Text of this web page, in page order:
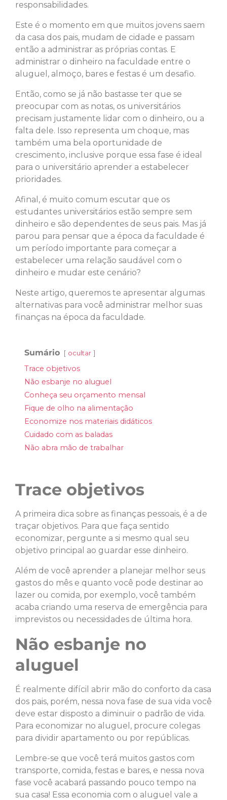
responsabilidades.
Este é o momento em que muitos jovens saem
da casa dos pais, mudam de cidade e passam
então a administrar as próprias contas. E
administrar o dinheiro na faculdade entre o
aluguel, almoço, bares e festas é um desafio.
Então, como se já não bastasse ter que se
preocupar com as notas, os universitários
precisam justamente lidar com o dinheiro, ou a
falta dele. Isso representa um choque, mas
também uma bela oportunidade de
crescimento, inclusive porque essa fase é ideal
para o universitário aprender a estabelecer
prioridades.
Afinal, é muito comum escutar que os
estudantes universitários estão sempre sem
dinheiro e são dependentes de seus pais. Mas já
parou para pensar que a época da faculdade é
um período importante para começar a
estabelecer uma relação saudável com o
dinheiro e mudar este cenário?
Neste artigo, queremos te apresentar algumas
alternativas para você administrar melhor suas
finanças na época da faculdade.
Sumário ocultar
Trace objetivos
Não esbanje no aluguel
Conheça seu orçamento mensal
Fique de olho na alimentação
Economize nos materiais didáticos
Cuidado com as baladas
Não abra mão de trabalhar
Trace objetivos
A primeira dica sobre as finanças pessoais, é a de
traçar objetivos. Para que faça sentido
economizar, pergunte a si mesmo qual seu
objetivo principal ao guardar esse dinheiro.
Além de você aprender a planejar melhor seus
gastos do mês e quanto você pode destinar ao
lazer ou comida, por exemplo, você também
acaba criando uma reserva de emergência para
imprevistos ou necessidades de última hora.
Não esbanje no
aluguel
É realmente difícil abrir mão do conforto da casa
dos pais, porém, nessa nova fase de sua vida você
deve estar disposto a diminuir o padrão de vida.
Para economizar no aluguel, procure colegas
para dividir apartamento ou por repúblicas.
Lembre-se que você terá muitos gastos com
transporte, comida, festas e bares, e nessa nova
fase você acabará passando pouco tempo na
sua casa! Essa economia com o aluguel vale a